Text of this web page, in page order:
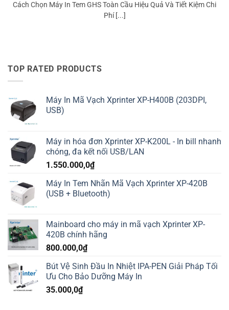
Cách Chọn Máy In Tem GHS Toàn Cầu Hiệu Quả Và Tiết Kiệm Chi
Phí [...]
TOP RATED PRODUCTS
Máy In Mã Vạch Xprinter XP-H400B (203DPI,
USB)
Máy in hóa đơn Xprinter XP-K200L - In bill nhanh
chóng, đa kết nối USB/LAN
1.550.000,0₫
Máy In Tem Nhãn Mã Vạch Xprinter XP-420B
(USB + Bluetooth)
Mainboard cho máy in mã vạch Xprinter XP-
420B chính hãng
800.000,0₫
Bút Vệ Sinh Đầu In Nhiệt IPA-PEN Giải Pháp Tối
Ưu Cho Bảo Dưỡng Máy In
35.000,0₫